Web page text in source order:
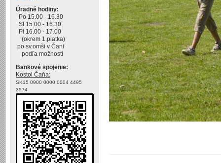
Úradné hodiny:
Po 15.00 - 16.30
St 15.00 - 16.30
Pi 16.00 - 17.00
(okrem 1.piatka)
po sv.omši v Čani
podľa možností
Bankové spojenie:
Kostol Čaňa:
SK15 0900 0000 0004 4495
3574